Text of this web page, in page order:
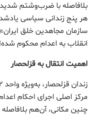
بلافاصله با ضرب‌وشتم
سازمان مجاهدین خلق
انقلاب به اعدام محکوم
اهمیت انتقال به قزلحصار
مرکز اصلی اجرای احکام
چنین مکانی، آن‌هم